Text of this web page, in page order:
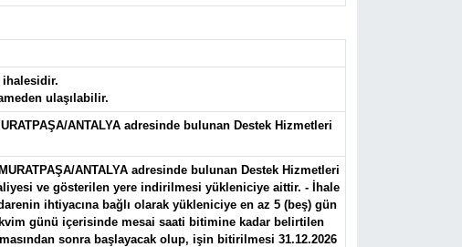
ihalesidir.
ulaşılabilir.
ANTALYA adresinde bulunan Destek Hizmetleri
ANTALYA adresinde bulunan Destek Hizmetleri
ve gösterilen yere indirilmesi yükleniciye aittir. - İhale
ihtiyacına bağlı olarak yükleniciye en az 5 (beş) gün
günü içerisinde mesai saati bitimine kadar belirtilen
sonra başlayacak olup, işin bitirilmesi 31.12.2026